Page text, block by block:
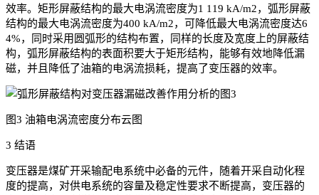
效率。矩形屏蔽结构的最大电涡流密度为1 119 kA/m2，弧形屏蔽
结构的最大电涡流密度为400 kA/m2，可降低最大电涡流密度达6
4%，同时采用圆弧形的结构布置，同样的长度及宽度上的屏蔽结
构，弧形屏蔽结构的表面积要大于矩形结构，能够有效地降低漏
磁，并且降低了油箱的电涡流损耗，提高了变压器的效率。
图3 油箱电涡流密度分布云图
3 结语
变压器是煤矿开采输配电系统中必备的元件，随着开采自动化程
度的提高，对供电系统的容量及稳定性要求不断提高，变压器的